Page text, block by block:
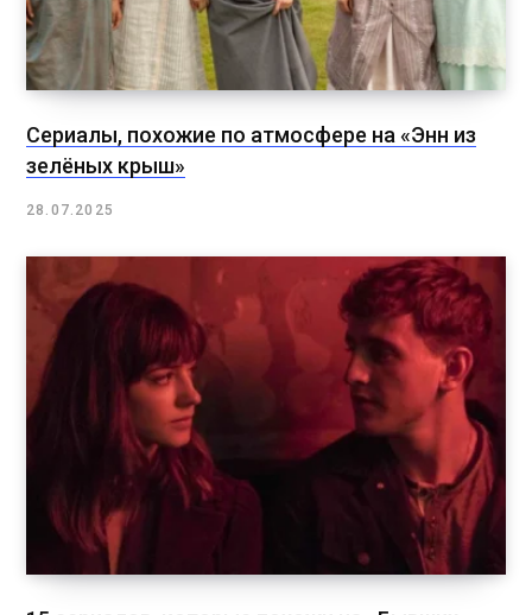
Сериалы, похожие по атмосфере на «Энн из
зелёных крыш»
28.07.2025